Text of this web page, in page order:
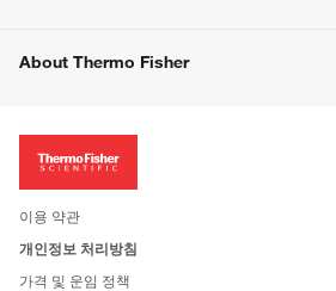
웹사이트 개선사항
About Thermo Fisher
투자자
사회적 책임
브랜드
이용 약관
개인정보 처리방침
가격 및 운임 정책